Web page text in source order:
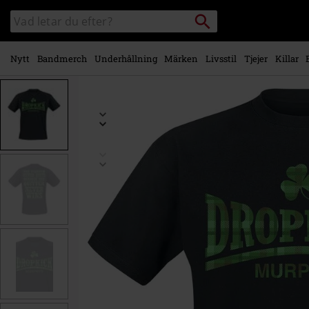
Gå till
huvudinnehåll
Sök
i
katalogen
Sök
Nytt Bandmerch Underhållning Märken Livsstil Tjejer Killar
www.emp-
p/fighter-
391044.html